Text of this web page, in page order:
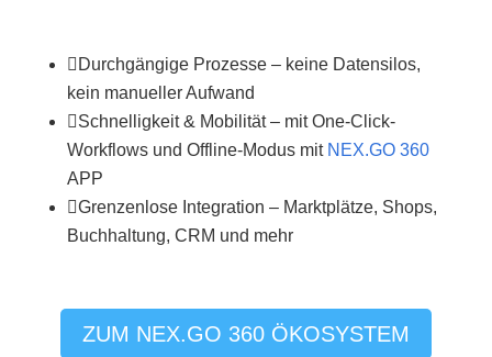
 Durchgängige Prozesse – keine Datensilos,
kein manueller Aufwand
Schnelligkeit & Mobilität – mit One-Click-
Workflows und Offline-Modus mit NEX.GO 360
APP
Grenzenlose Integration – Marktplätze, Shops,
Buchhaltung, CRM und mehr
ZUM NEX.GO 360 ÖKOSYSTEM